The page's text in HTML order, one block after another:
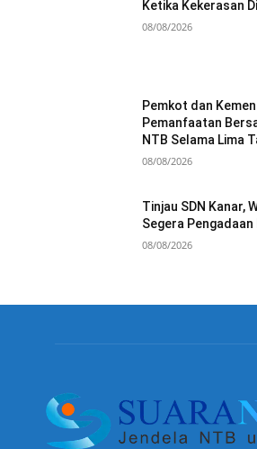
Ketika Kekerasan
08/08/2026
Pemkot dan
Pemanfaatan
NTB Selama Lima
08/08/2026
Tinjau SDN Kanar,
Segera Pengadaan
08/08/2026